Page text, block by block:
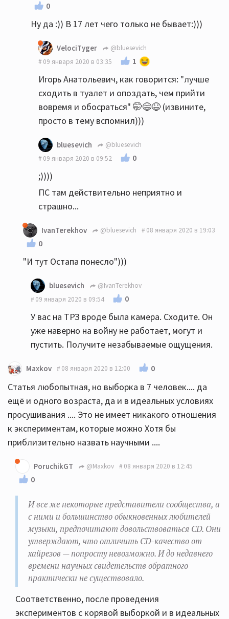
0
Ну да :)) В 17 лет чего только не бывает:)))
VelociTyger
@bluesevich
09 января 2020 в 03:35
1
Игорь Анатольевич, как говорится: "лучше
сходить в туалет и опоздать, чем прийти
вовремя и обосраться" 🤭😄😆 (извините,
просто в тему вспомнил)))
bluesevich
@bluesevich
09 января 2020 в 09:52
0
;))))
ПС там действительно неприятно и
страшно...
IvanTerekhov @bluesevich 08 января 2020 в 19:03
0
"И тут Остапа понесло")))
bluesevich
@IvanTerekhov
09 января 2020 в 09:54
0
У вас на ТРЗ вроде была камера. Сходите. Он
уже наверно на войну не работает, могут и
пустить. Получите незабываемые ощущения.
Maxkov 08 января 2020 в 12:00 0
Статья любопытная, но выборка в 7 человек.... да
ещё и одного возраста, да и в идеальных условиях
просушивания .... Это не имеет никакого отношения
к экспериментам, которые можно Хотя бы
приблизительно назвать научными ....
PoruchikGT @Maxkov 08 января 2020 в 12:45
0
И все же некоторые представители сообщества, а
с ними и большинство обыкновенных любителей
музыки, предпочитают довольствоваться CD. Они
утверждают, что отличить CD-качество от
хайрезов — попросту невозможно. И до недавнего
времени научных свидетельств обратного
практически не существовало.
Соответственно, после проведения
экспериментов с корявой выборкой и в идеальных